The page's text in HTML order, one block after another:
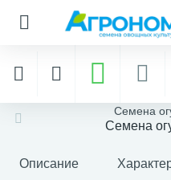
Семена
Семена
Описание